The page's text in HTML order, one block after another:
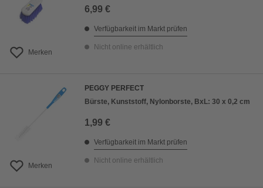
Merken
6,99 €
Verfügbarkeit im Markt prüfen
Nicht online erhältlich
Merken
PEGGY PERFECT
Bürste, Kunststoff, Nylonborste, BxL: 30 x 0,2 cm
1,99 €
Verfügbarkeit im Markt prüfen
Nicht online erhältlich